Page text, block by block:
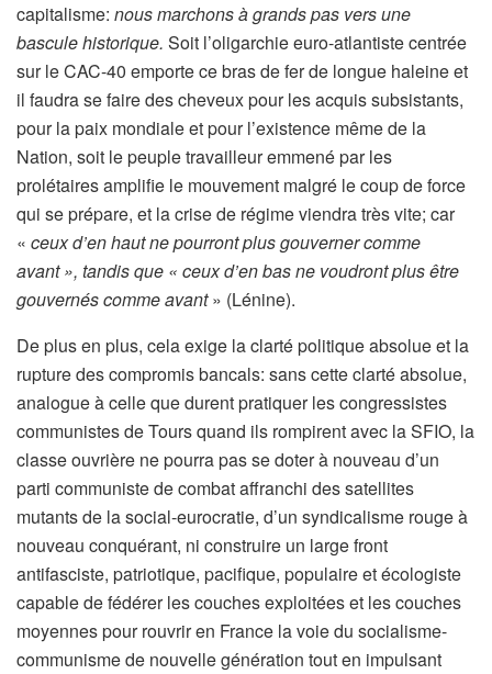
capitalisme: nous marchons à grands pas vers une
bascule historique. Soit l’oligarchie euro-atlantiste centrée
sur le CAC-40 emporte ce bras de fer de longue haleine et
il faudra se faire des cheveux pour les acquis subsistants,
pour la paix mondiale et pour l’existence même de la
Nation, soit le peuple travailleur emmené par les
prolétaires amplifie le mouvement malgré le coup de force
qui se prépare, et la crise de régime viendra très vite; car
« ceux d’en haut ne pourront plus gouverner comme
avant », tandis que « ceux d’en bas ne voudront plus être
gouvernés comme avant» (Lénine).
De plus en plus, cela exige la clarté politique absolue et la
rupture des compromis bancals: sans cette clarté absolue,
analogue à celle que durent pratiquer les congressistes
communistes de Tours quand ils rompirent avec la SFIO, la
classe ouvrière ne pourra pas se doter à nouveau d’un
parti communiste de combat affranchi des satellites
mutants de la social-eurocratie, d’un syndicalisme rouge à
nouveau conquérant, ni construire un large front
antifasciste, patriotique, pacifique, populaire et écologiste
capable de fédérer les couches exploitées et les couches
moyennes pour rouvrir en France la voie du socialisme-
communisme de nouvelle génération tout en impulsant